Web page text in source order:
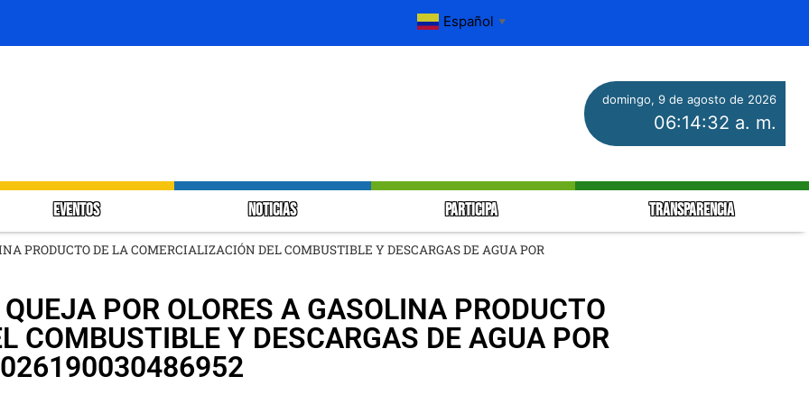
Español ▼
domingo, 9 de agosto de 2026
06:14:32 a. m.
EVENTOS NOTICIAS PARTICIPA TRANSPARENCIA
PRODUCTO DE LA COMERCIALIZACIÓN DEL COMBUSTIBLE Y DESCARGAS DE AGUA POR
POR OLORES A GASOLINA PRODUCTO
COMBUSTIBLE Y DESCARGAS DE AGUA POR